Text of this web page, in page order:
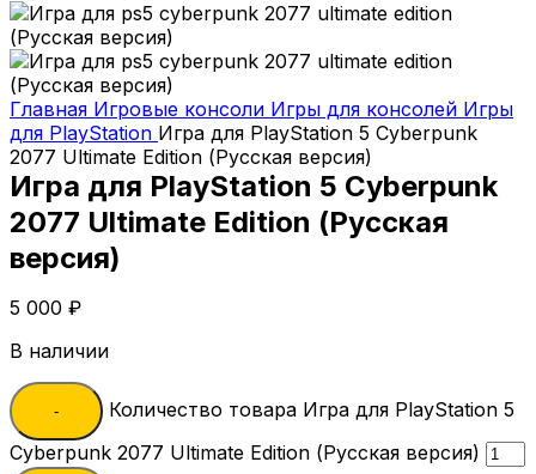
Главная Игровые консоли Игры для консолей Игры
для PlayStation Игра для PlayStation 5 Cyberpunk
2077 Ultimate Edition (Русская версия)
Игра для PlayStation 5 Cyberpunk
2077 Ultimate Edition (Русская
версия)
5 000 ₽
В наличии
Количество товара Игра для PlayStation 5
Cyberpunk 2077 Ultimate Edition (Русская версия)